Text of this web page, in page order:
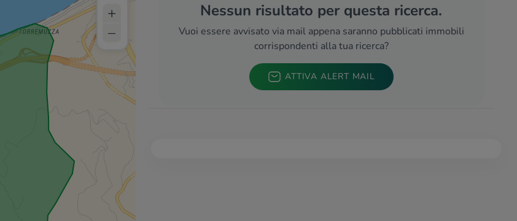
Nessun risultato per questa ricerca.
Vuoi essere avvisato via mail appena saranno pubblicati immobili
corrispondenti alla tua ricerca?
ATTIVA ALERT MAIL
+
–